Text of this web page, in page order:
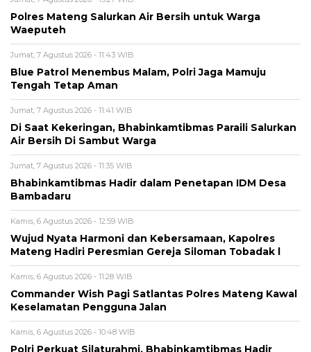
Polres Mateng Salurkan Air Bersih untuk Warga
Waeputeh
Jumat, 7 Agustus 2026 - 11:43 WIB
Blue Patrol Menembus Malam, Polri Jaga Mamuju
Tengah Tetap Aman
Jumat, 7 Agustus 2026 - 11:41 WIB
Di Saat Kekeringan, Bhabinkamtibmas Paraili Salurkan
Air Bersih Di Sambut Warga
Jumat, 7 Agustus 2026 - 11:35 WIB
Bhabinkamtibmas Hadir dalam Penetapan IDM Desa
Bambadaru
Kamis, 6 Agustus 2026 - 12:59 WIB
Wujud Nyata Harmoni dan Kebersamaan, Kapolres
Mateng Hadiri Peresmian Gereja Siloman Tobadak l
Kamis, 6 Agustus 2026 - 11:28 WIB
Commander Wish Pagi Satlantas Polres Mateng Kawal
Keselamatan Pengguna Jalan
Kamis, 6 Agustus 2026 - 10:48 WIB
Polri Perkuat Silaturahmi, Bhabinkamtibmas Hadir